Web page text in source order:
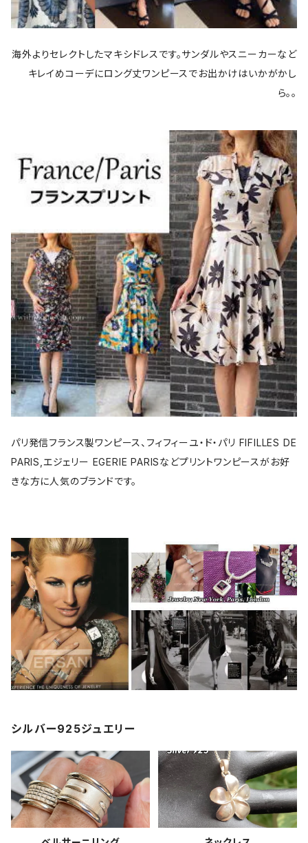
海外よりセレクトしたマキシドレスです。サンダルやスニーカーなど
キレイめコーデにロング丈ワンピースでお出かけはいかがかし
ら。。
パリ発信フランス製ワンピース、フィフィーユ・ド・パリ FIFILLES DE
PARIS,エジェリー EGERIE PARISなどプリントワンピースがお好
きな方に人気のブランドです。
シルバー925ジュエリー